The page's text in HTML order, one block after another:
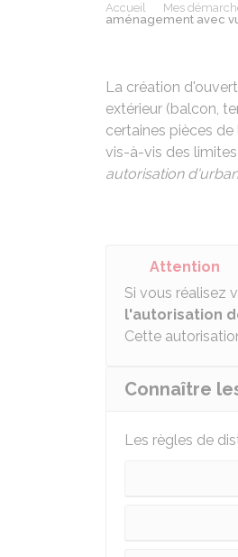
Accueil Mes
aménagement avec
La création
extérieur (balcon,
certaines pièces
vis-à-vis des
autorisation
Attention
Si vous réalisez
l'autorisation
Cette
Connaître
Les règles de